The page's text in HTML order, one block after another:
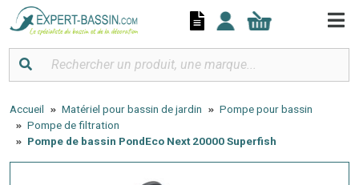
Accueil Matériel pour bassin de jardin
Pompe pour bassin
Pompe de filtration
Pompe de bassin PondEco Next 20000 Superfish
Panneau de gestion des cookies